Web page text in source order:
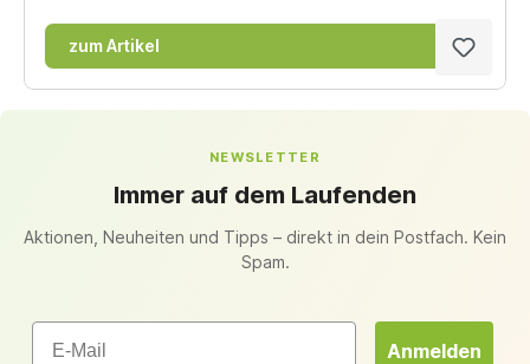
zum Artikel
NEWSLETTER
Immer auf dem Laufenden
Aktionen, Neuheiten und Tipps – direkt in dein Postfach. Kein
Spam.
Email
Anmelden